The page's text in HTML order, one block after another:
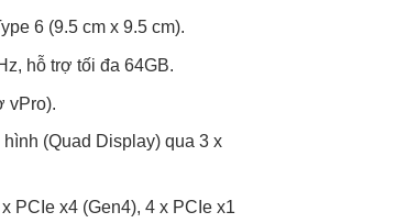
6 (9.5 cm x 9.5 cm).
hỗ trợ tối đa 64GB.
vPro).
(Quad Display) qua 3 x
PCIe x4 (Gen4), 4 x PCIe x1